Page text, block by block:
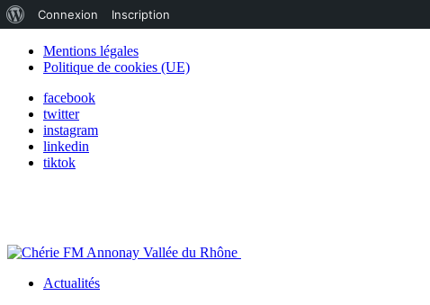
Mentions légales
Politique de cookies (UE)
facebook
twitter
instagram
linkedin
tiktok
Actualités
de
WordPress
Connexion Inscription